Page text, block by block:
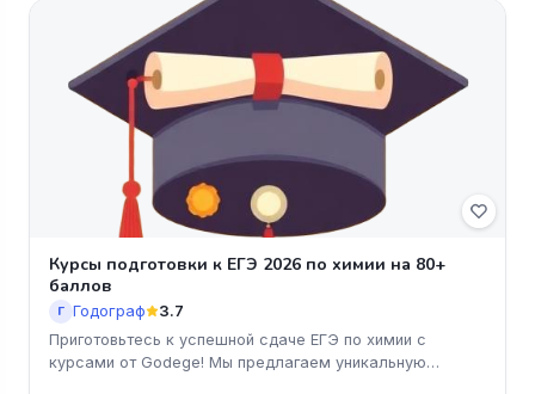
Курсы подготовки к ЕГЭ 2026 по химии на 80+
баллов
Г Годограф 3.7
Приготовьтесь к успешной сдаче ЕГЭ по химии с
курсами от Godege! Мы предлагаем уникальную